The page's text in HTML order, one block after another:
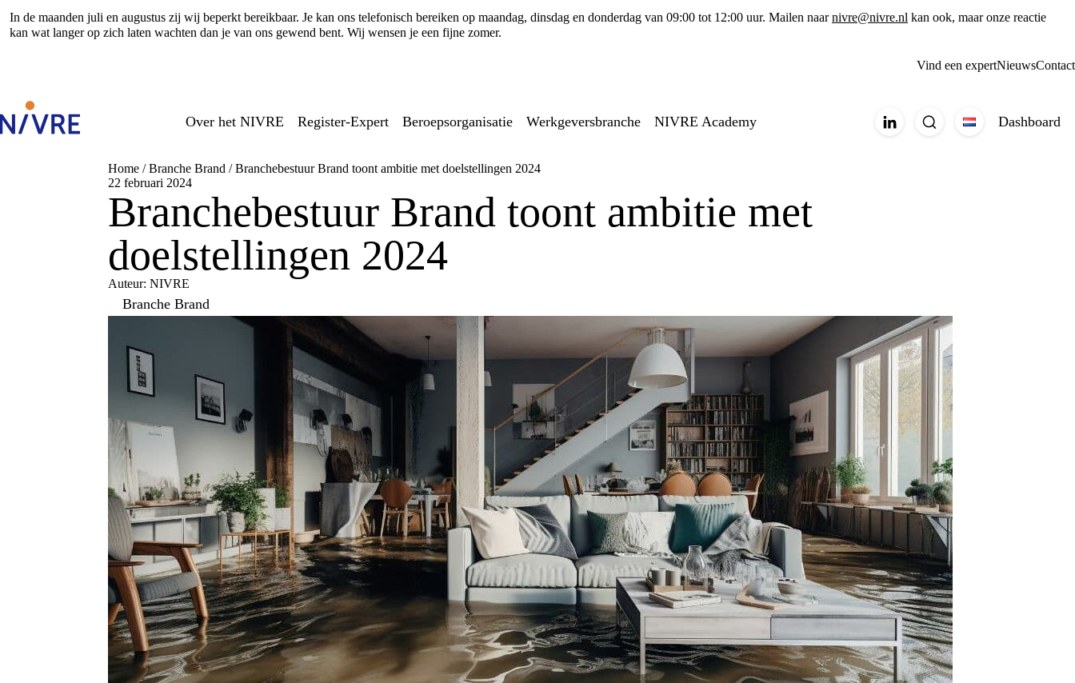
In de maanden juli en augustus zij wij beperkt bereikbaar. Je kan ons telefonisch bereiken op maandag, dinsdag en donderdag van 09:00 tot 12:00 uur. Mailen naarnivre@nivre.nl kan ook, maar onze reactie
kan wat langer op zich laten wachten dan je van ons gewend bent. Wij wensen je een fijne zomer.
Vind een expertNieuwsContact
Over het NIVRE Register-Expert Beroepsorganisatie Werkgeversbranche NIVRE Academy Dashboard
Home /Branche Brand /Branchebestuur Brand toont ambitie met doelstellingen 2024
22 februari 2024
Branchebestuur Brand toont ambitie met
doelstellingen 2024
Auteur: NIVRE
Branche Brand